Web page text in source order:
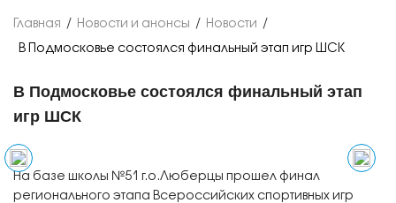
Главная / Новости и анонсы / Новости /
В Подмосковье состоялся финальный этап игр ШСК
В Подмосковье состоялся финальный этап
игр ШСК
На базе школы №51 г.о.Люберцы прошел финал
регионального этапа Всероссийских спортивных игр